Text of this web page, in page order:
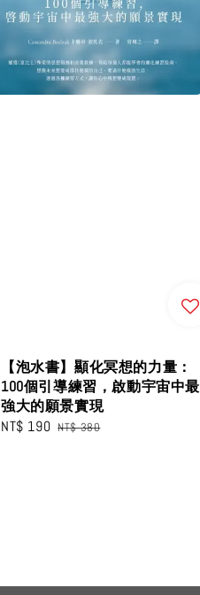
【泡水書】顯化冥想的力量：
100個引導練習，啟動宇宙中最
強大的願景實現
Sale
NT$ 190 Regular
NT$ 380